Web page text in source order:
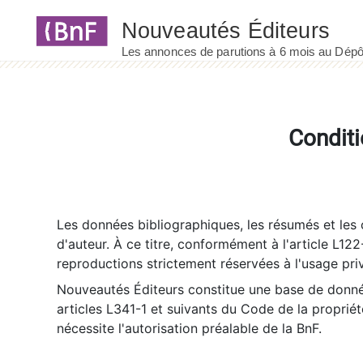
Les données bibliographiques, les résumés et
d'auteur. À ce titre, conformément à l'article
reproductions strictement réservées à l'usage
Nouveautés Éditeurs constitue une base de
articles L341-1 et suivants du Code de la
nécessite l'autorisation préalable de la BnF.